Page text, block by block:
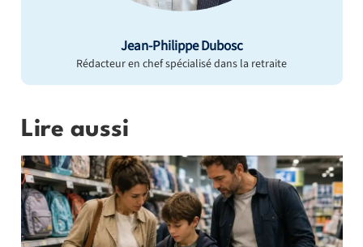
Jean-Philippe Dubosc
Rédacteur en chef spécialisé dans la retraite
Lire aussi